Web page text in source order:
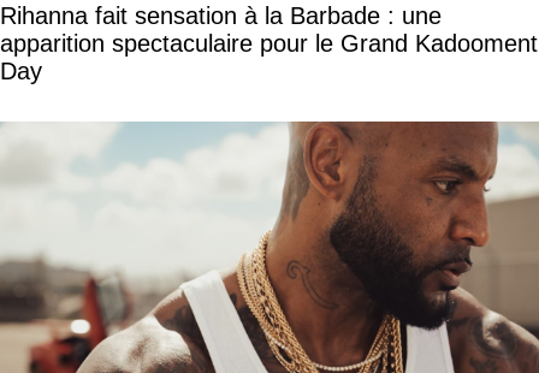
Rihanna fait sensation à la Barbade : une
apparition spectaculaire pour le Grand Kadooment
Day